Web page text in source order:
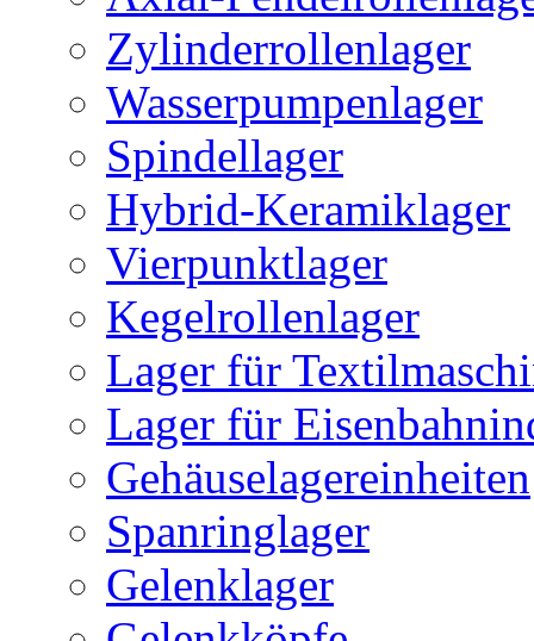
Zylinderrollenlager
Wasserpumpenlager
Spindellager
Hybrid-Keramiklager
Vierpunktlager
Kegelrollenlager
Lager für
Lager für
Gehäuselagereinheiten
Spanringlager
Gelenklager